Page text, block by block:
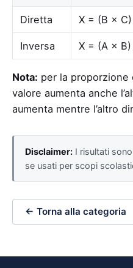
Diretta X = (B ×
Inversa X = (A ×
Nota: per la proporzione
valore aumenta anche
aumenta mentre l’altro
Disclaimer: I risultati
se usati per scopi
← Torna alla categoria